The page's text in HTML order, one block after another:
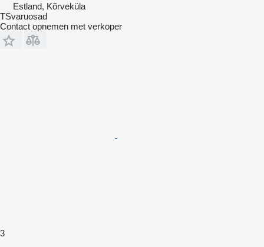
Estland, Kõrveküla
TSvaruosad
Contact opnemen met verkoper
3